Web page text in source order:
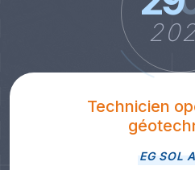
Technicien
EG SOL